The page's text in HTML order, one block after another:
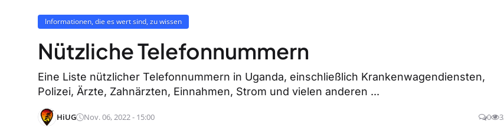
Informationen, die es wert sind, zu wissen
Nützliche Telefonnummern
Eine Liste nützlicher Telefonnummern in Uganda, einschließlich Krankenwagendiensten,
Polizei, Ärzte, Zahnärzten, Einnahmen, Strom und vielen anderen ...
HiUG Nov. 06, 2022 - 15:00 0